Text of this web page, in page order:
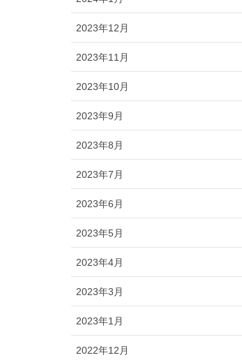
2023年12月
2023年11月
2023年10月
2023年9月
2023年8月
2023年7月
2023年6月
2023年5月
2023年4月
2023年3月
2023年1月
2022年12月